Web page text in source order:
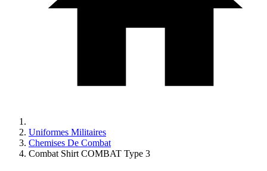
Uniformes Militaires
Chemises De Combat
Combat Shirt COMBAT Type 3